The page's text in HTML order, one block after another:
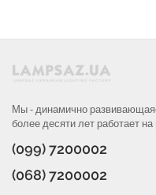
Мы - динамично
более десяти лет работает
(099) 7200002
(068) 7200002